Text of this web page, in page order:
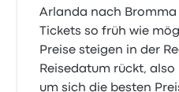
Arlanda nach Bromma
Tickets so früh wie
Preise steigen in der
Reisedatum rückt, also
um sich die besten